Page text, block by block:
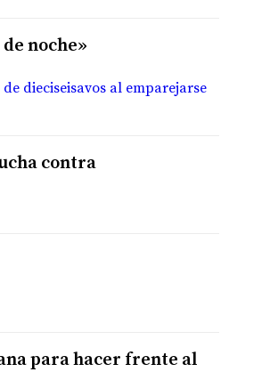
noche»
dieciseisavos al emparejarse
contra
para hacer frente al